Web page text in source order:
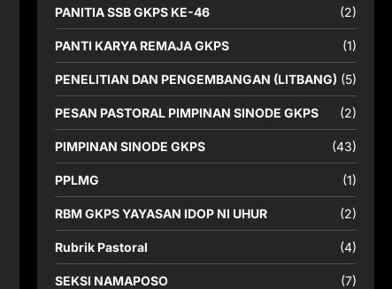
PANITIA SSB GKPS KE-46 (2)
PANTI KARYA REMAJA GKPS (1)
PENELITIAN DAN PENGEMBANGAN (LITBANG) (5)
PESAN PASTORAL PIMPINAN SINODE GKPS (2)
PIMPINAN SINODE GKPS (43)
PPLMG (1)
RBM GKPS YAYASAN IDOP NI UHUR (2)
Rubrik Pastoral (4)
SEKSI NAMAPOSO (7)